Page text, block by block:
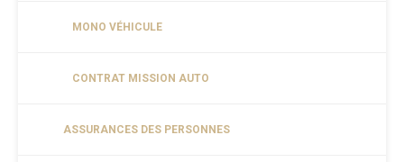
MONO VÉHICULE
CONTRAT MISSION AUTO
ASSURANCES DES PERSONNES